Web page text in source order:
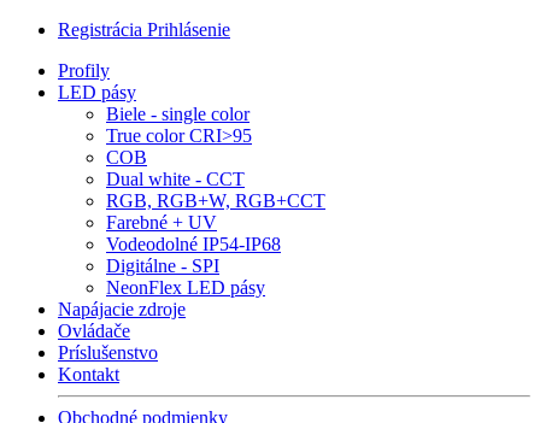
Registrácia Prihlásenie
Profily
LED pásy
Biele - single color
True color CRI>95
COB
Dual white - CCT
RGB, RGB+W, RGB+CCT
Farebné + UV
Vodeodolné IP54-IP68
Digitálne - SPI
NeonFlex LED pásy
Napájacie zdroje
Ovládače
Príslušenstvo
Kontakt
Obchodné podmienky